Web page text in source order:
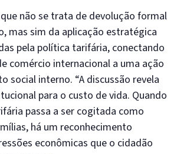
não se trata de devolução formal
mas sim da aplicação estratégica
pela política tarifária, conectando
comércio internacional a uma ação
social interno. “A discussão revela
para o custo de vida. Quando
passa a ser cogitada como
há um reconhecimento
econômicas que o cidadão